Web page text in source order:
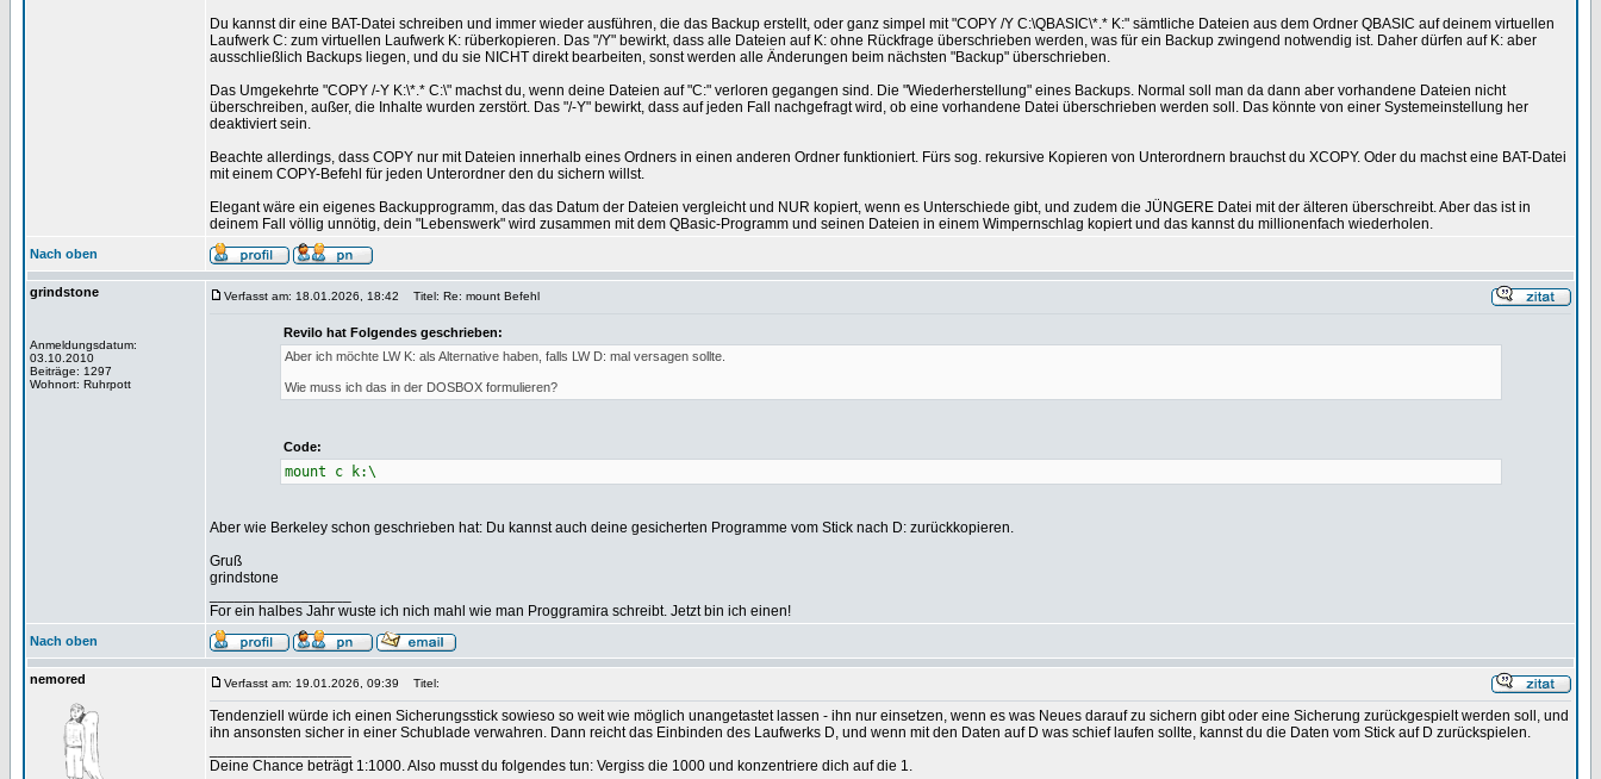
Du kannst dir eine BAT-Datei schreiben und immer wieder ausführen, die das Backup erstellt, oder ganz simpel mit "COPY /Y C:\QBASIC\*.* K:" sämtliche Dateien aus dem Ordner QBASIC auf deinem virtuellen
Laufwerk C: zum virtuellen Laufwerk K: rüberkopieren. Das "/Y" bewirkt, dass alle Dateien auf K: ohne Rückfrage überschrieben werden, was für ein Backup zwingend notwendig ist. Daher dürfen auf K: aber
ausschließlich Backups liegen, und du sie NICHT direkt bearbeiten, sonst werden alle Änderungen beim nächsten "Backup" überschrieben.
Das Umgekehrte "COPY /-Y K:\*.* C:\" machst du, wenn deine Dateien auf "C:" verloren gegangen sind. Die "Wiederherstellung" eines Backups. Normal soll man da dann aber vorhandene Dateien nicht
überschreiben, außer, die Inhalte wurden zerstört. Das "/-Y" bewirkt, dass auf jeden Fall nachgefragt wird, ob eine vorhandene Datei überschrieben werden soll. Das könnte von einer Systemeinstellung her
deaktiviert sein.
Beachte allerdings, dass COPY nur mit Dateien innerhalb eines Ordners in einen anderen Ordner funktioniert. Fürs sog. rekursive Kopieren von Unterordnern brauchst du XCOPY. Oder du machst eine BAT-Datei
mit einem COPY-Befehl für jeden Unterordner den du sichern willst.
Elegant wäre ein eigenes Backupprogramm, das das Datum der Dateien vergleicht und NUR kopiert, wenn es Unterschiede gibt, und zudem die JÜNGERE Datei mit der älteren überschreibt. Aber das ist in
deinem Fall völlig unnötig, dein "Lebenswerk" wird zusammen mit dem QBasic-Programm und seinen Dateien in einem Wimpernschlag kopiert und das kannst du millionenfach wiederholen.
Nach oben
grindstone
Anmeldungsdatum:
03.10.2010
Beiträge: 1297
Wohnort: Ruhrpott
Verfasst am: 18.01.2026, 18:42 Titel: Re: mount Befehl
Revilo hat Folgendes geschrieben:
Aber ich möchte LW K: als Alternative haben, falls LW D: mal versagen sollte.
Wie muss ich das in der DOSBOX formulieren?
Code:
mount c k:\
Aber wie Berkeley schon geschrieben hat: Du kannst auch deine gesicherten Programme vom Stick nach D: zurückkopieren.
Gruß
grindstone
For ein halbes Jahr wuste ich nich mahl wie man Proggramira schreibt. Jetzt bin ich einen!
Nach oben
nemored Verfasst am: 19.01.2026, 09:39 Titel:
Tendenziell würde ich einen Sicherungsstick sowieso so weit wie möglich unangetastet lassen - ihn nur einsetzen, wenn es was Neues darauf zu sichern gibt oder eine Sicherung zurückgespielt werden soll, und
ihn ansonsten sicher in einer Schublade verwahren. Dann reicht das Einbinden des Laufwerks D, und wenn mit den Daten auf D was schief laufen sollte, kannst du die Daten vom Stick auf D zurückspielen.
Deine Chance beträgt 1:1000. Also musst du folgendes tun: Vergiss die 1000 und konzentriere dich auf die 1.